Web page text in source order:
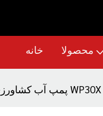
خانه محصولا
پمپ آب کشاورزی 6.5 اسب بخاری گازی - 3 اینچی WP30X